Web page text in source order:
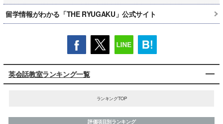
留学情報がわかる「THE RYUGAKU」公式サイト
英会話教室ランキング一覧
ランキングTOP
評価項目別ランキング